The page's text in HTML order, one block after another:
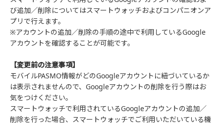
び追加／削除についてはスマートウォッチおよびコンパニオンア
プリで行えます。
※アカウントの追加／削除の手順の途中で利用しているGoogle
アカウントを確認することが可能です。
【変更前の注意事項】
モバイルPASMO情報がどのGoogleアカウントに紐づいているか
は表示されませんので、Googleアカウントの削除を行う際はお
気をつけください。
スマートウォッチで利用されているGoogleアカウントの追加／
削除を行った場合、スマートウォッチでご利用いただいている機